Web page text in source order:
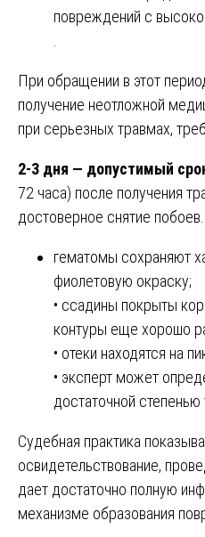
повреждений с
При обращении в этот
получение неотложной
при серьезных травмах,
2-3 дня — допустимый
72 часа) после получения
достоверное снятие
гематомы сохраняют
фиолетовую окраску;
• ссадины покрыты
контуры еще хорошо
• отеки находятся на
• эксперт может
достаточной степенью
Судебная практика
освидетельствование,
дает достаточно полную
механизме образования